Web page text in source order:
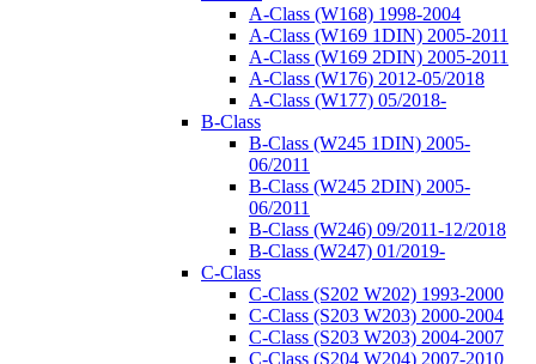
A-Class (W168) 1998-2004
A-Class (W169 1DIN) 2005-2011
A-Class (W169 2DIN) 2005-2011
A-Class (W176) 2012-05/2018
A-Class (W177) 05/2018-
B-Class
B-Class (W245 1DIN) 2005-
06/2011
B-Class (W245 2DIN) 2005-
06/2011
B-Class (W246) 09/2011-12/2018
B-Class (W247) 01/2019-
C-Class
C-Class (S202 W202) 1993-2000
C-Class (S203 W203) 2000-2004
C-Class (S203 W203) 2004-2007
C-Class (S204 W204) 2007-2010